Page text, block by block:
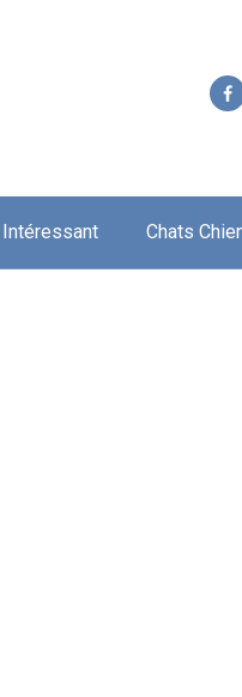
Intéressant Chats